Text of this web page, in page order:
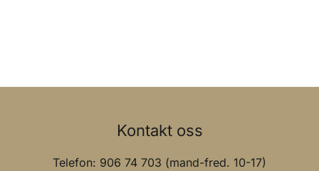
Kontakt oss
Telefon: 906 74 703 (mand-fred. 10-17)